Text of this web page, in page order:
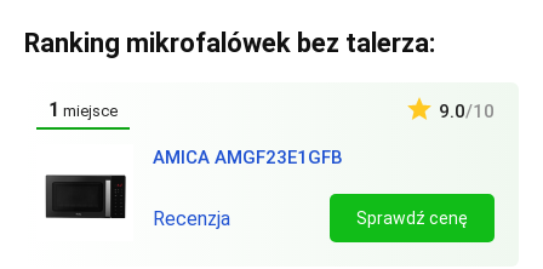
Ranking mikrofalówek bez talerza:
1 miejsce
AMICA AMGF23E1GFB
9.0/10
Recenzja Sprawdź cenę